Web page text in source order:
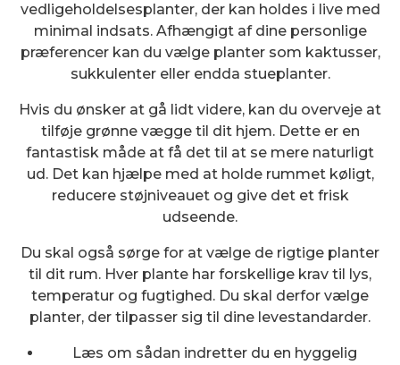
vedligeholdelsesplanter, der kan holdes i live med
minimal indsats. Afhængigt af dine personlige
præferencer kan du vælge planter som kaktusser,
sukkulenter eller endda stueplanter.
Hvis du ønsker at gå lidt videre, kan du overveje at
tilføje grønne vægge til dit hjem. Dette er en
fantastisk måde at få det til at se mere naturligt
ud. Det kan hjælpe med at holde rummet køligt,
reducere støjniveauet og give det et frisk
udseende.
Du skal også sørge for at vælge de rigtige planter
til dit rum. Hver plante har forskellige krav til lys,
temperatur og fugtighed. Du skal derfor vælge
planter, der tilpasser sig til dine levestandarder.
Læs om sådan indretter du en hyggelig